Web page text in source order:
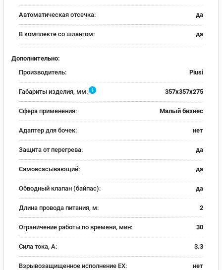
Автоматическая отсечка: да
В комплекте со шлангом: да
Дополнительно:
Производитель:
Piusi
Габариты изделия, мм: i 357x357x275
Сфера применения: Малый бизнес
Адаптер для бочек: нет
Защита от перегрева: да
Самовсасывающий: да
Обводный клапан (байпас): да
Длина провода питания, м: 2
Ограничение работы по времени, мин: 30
Сила тока, А: 3.3
Взрывозащищенное исполнение EX: нет